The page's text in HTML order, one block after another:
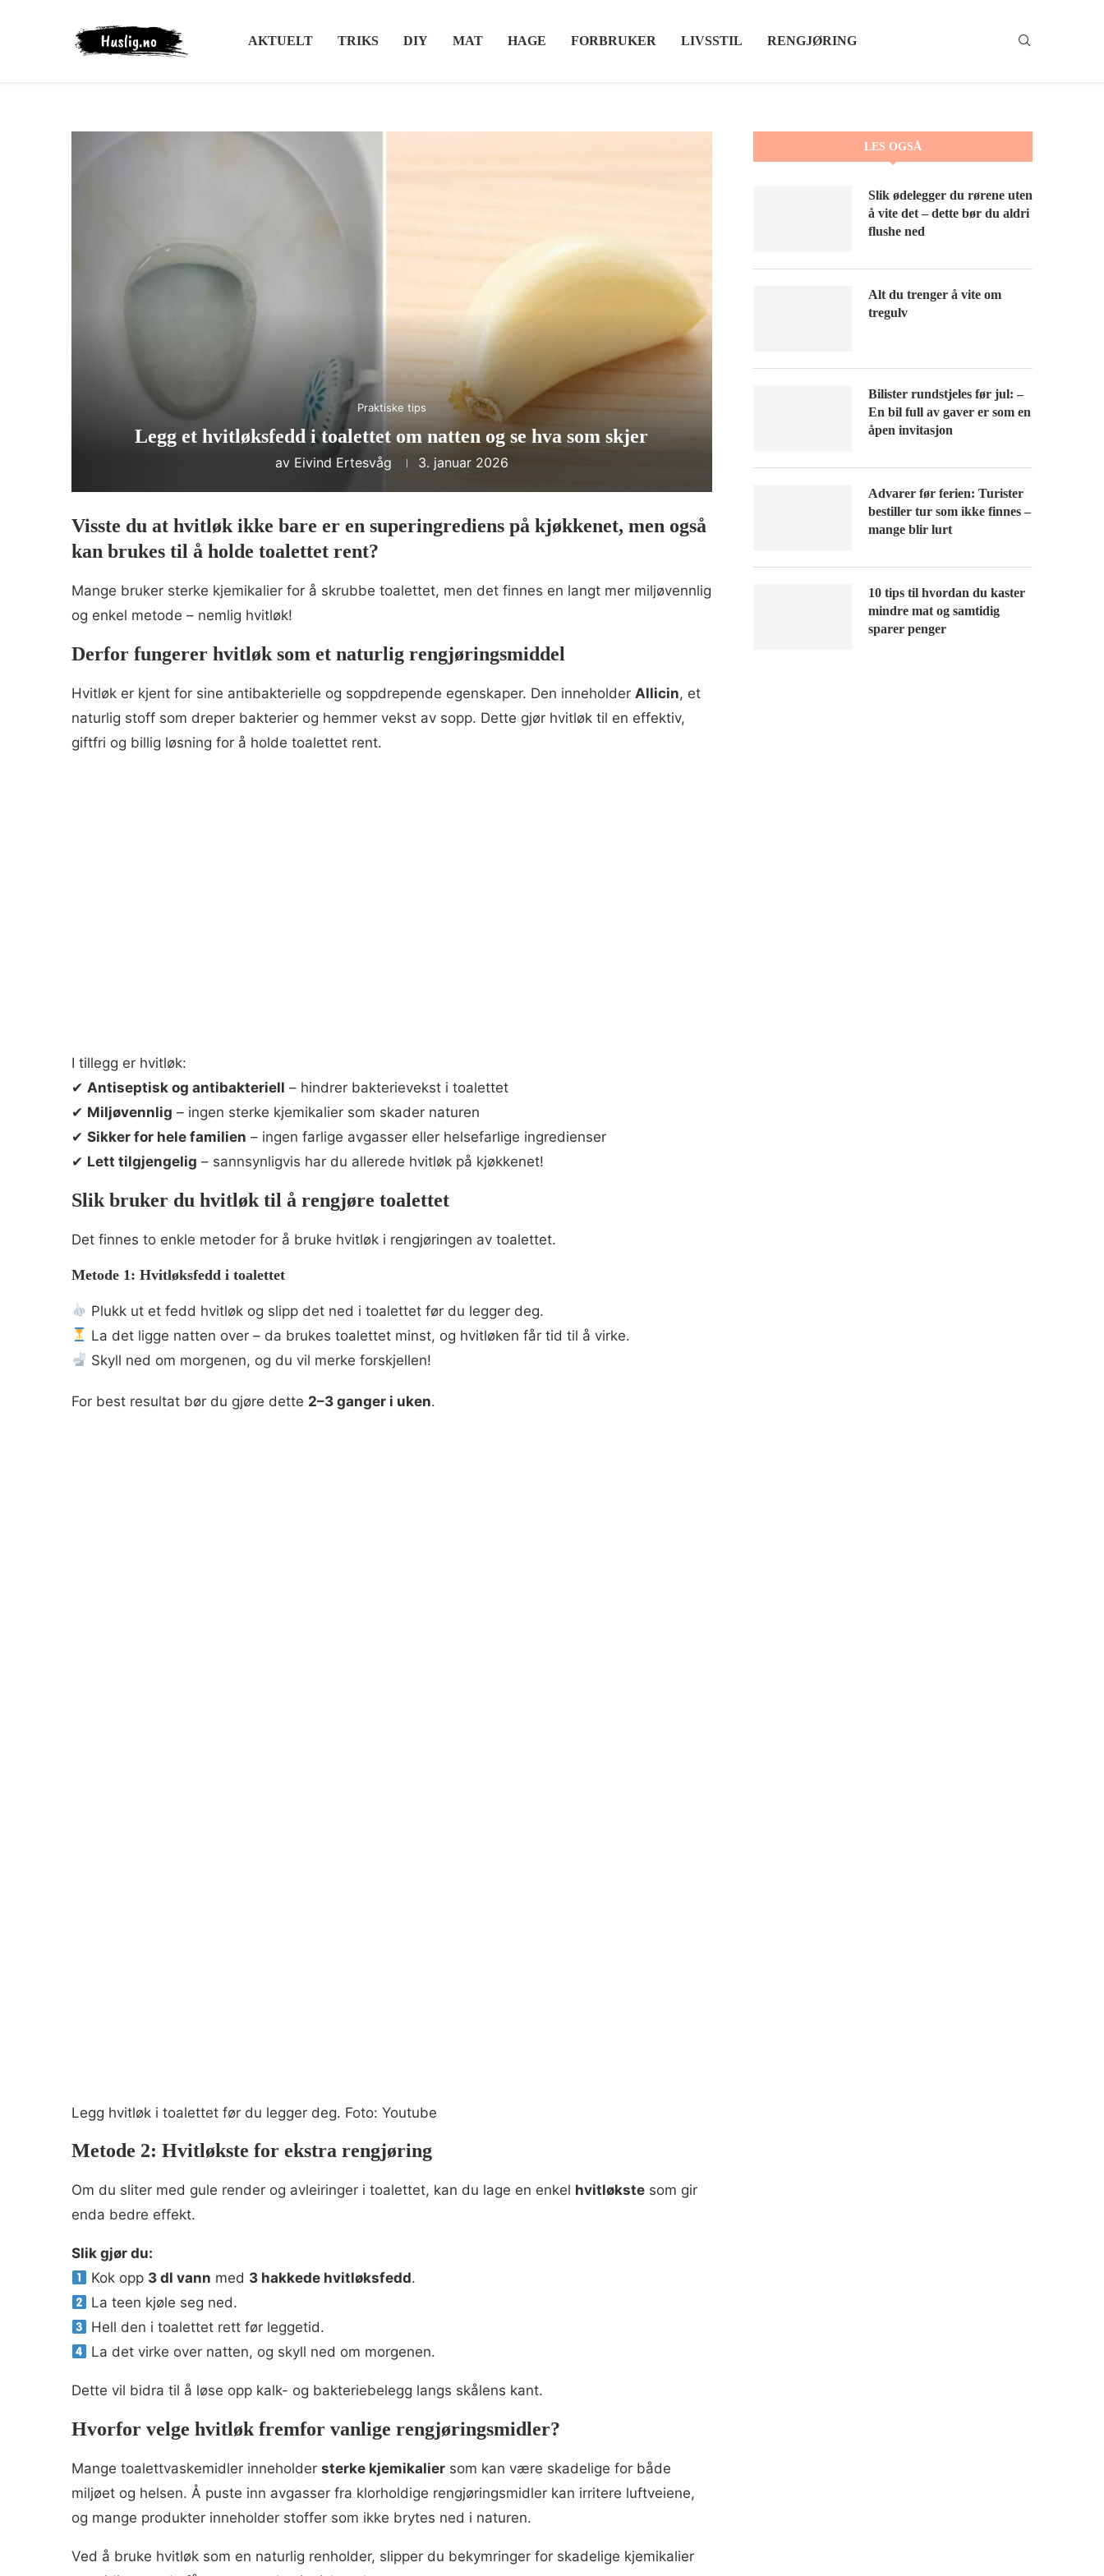
AKTUELT TRIKS DIY MAT HAGE FORBRUKER LIVSSTIL RENGJØRING
Praktiske tips
Legg et hvitløksfedd i toalettet om natten og se hva som skjer
av Eivind Ertesvåg 3. januar 2026
Visste du at hvitløk ikke bare er en superingrediens på kjøkkenet, men også
kan brukes til å holde toalettet rent?
Mange bruker sterke kjemikalier for å skrubbe toalettet, men det finnes en langt mer miljøvennlig
og enkel metode – nemlig hvitløk!
Derfor fungerer hvitløk som et naturlig rengjøringsmiddel
Hvitløk er kjent for sine antibakterielle og soppdrepende egenskaper. Den inneholder Allicin, et
naturlig stoff som dreper bakterier og hemmer vekst av sopp. Dette gjør hvitløk til en effektiv,
giftfri og billig løsning for å holde toalettet rent.
I tillegg er hvitløk:
✔ Antiseptisk og antibakteriell – hindrer bakterievekst i toalettet
✔ Miljøvennlig – ingen sterke kjemikalier som skader naturen
✔ Sikker for hele familien – ingen farlige avgasser eller helsefarlige ingredienser
✔ Lett tilgjengelig – sannsynligvis har du allerede hvitløk på kjøkkenet!
Slik bruker du hvitløk til å rengjøre toalettet
Det finnes to enkle metoder for å bruke hvitløk i rengjøringen av toalettet.
Metode 1: Hvitløksfedd i toalettet
Plukk ut et fedd hvitløk og slipp det ned i toalettet før du legger deg.
La det ligge natten over – da brukes toalettet minst, og hvitløken får tid til å virke.
Skyll ned om morgenen, og du vil merke forskjellen!
For best resultat bør du gjøre dette 2–3 ganger i uken.
Legg hvitløk i toalettet før du legger deg. Foto: Youtube
Metode 2: Hvitløkste for ekstra rengjøring
Om du sliter med gule render og avleiringer i toalettet, kan du lage en enkel hvitløkste som gir
enda bedre effekt.
Slik gjør du:
Kok opp 3 dl vann med 3 hakkede hvitløksfedd.
La teen kjøle seg ned.
Hell den i toalettet rett før leggetid.
La det virke over natten, og skyll ned om morgenen.
Dette vil bidra til å løse opp kalk- og bakteriebelegg langs skålens kant.
Hvorfor velge hvitløk fremfor vanlige rengjøringsmidler?
Mange toalettvaskemidler inneholder sterke kjemikalier som kan være skadelige for både
miljøet og helsen. Å puste inn avgasser fra klorholdige rengjøringsmidler kan irritere luftveiene,
og mange produkter inneholder stoffer som ikke brytes ned i naturen.
Ved å bruke hvitløk som en naturlig renholder, slipper du bekymringer for skadelige kjemikalier
LES OGSÅ
Slik ødelegger du rørene uten
å vite det – dette bør du aldri
flushe ned
Alt du trenger å vite om
tregulv
Bilister rundstjeles før jul: –
En bil full av gaver er som en
åpen invitasjon
Advarer før ferien: Turister
bestiller tur som ikke finnes –
mange blir lurt
10 tips til hvordan du kaster
mindre mat og samtidig
sparer penger